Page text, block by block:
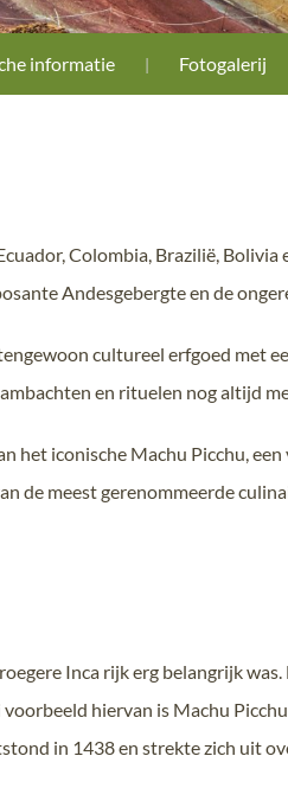
informatie Fotogalerij
Colombia, Brazilië,
Andesgebergte en de
cultureel erfgoed met
en rituelen nog altijd
het iconische Machu Picchu,
de meest gerenommeerde
Inca rijk erg belangrijk
hiervan is Machu
in 1438 en strekte zich uit